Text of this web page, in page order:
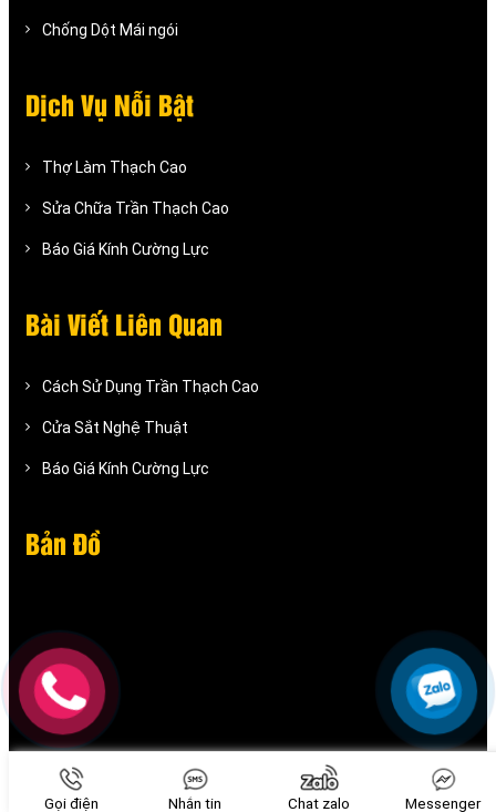
Chống Dột Mái ngói
Dịch Vụ Nỗi Bật
Thợ Làm Thạch Cao
Sửa Chữa Trần Thạch Cao
Báo Giá Kính Cường Lực
Bài Viết Liên Quan
Cách Sử Dụng Trần Thạch Cao
Cửa Sắt Nghệ Thuật
Báo Giá Kính Cường Lực
Bản Đồ
Gọi điện Nhắn tin Chat zalo Messenger